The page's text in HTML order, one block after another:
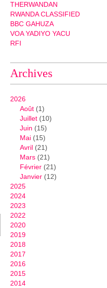
THERWANDAN
RWANDA CLASSIFIED
BBC GAHUZA
VOA YADIYO YACU
RFI
Archives
2026
Août (1)
Juillet (10)
Juin (15)
Mai (15)
Avril (21)
Mars (21)
Février (21)
Janvier (12)
2025
2024
2023
2022
2020
2019
2018
2017
2016
2015
2014